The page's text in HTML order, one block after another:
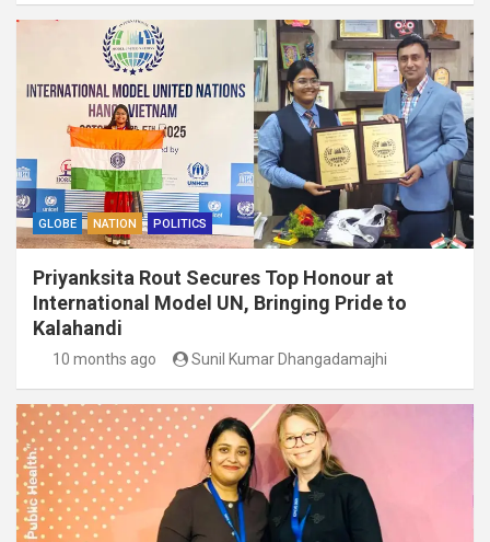
GLOBE NATION POLITICS
Priyanksita Rout Secures Top Honour at
International Model UN, Bringing Pride to
Kalahandi
10 months ago Sunil Kumar Dhangadamajhi